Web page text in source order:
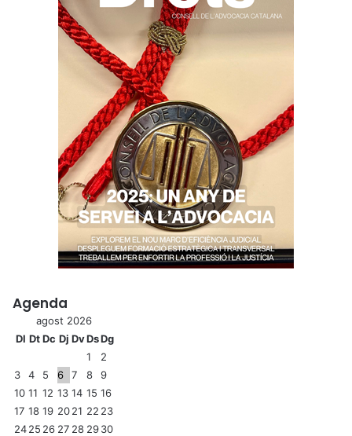
Agenda
agost 2026
Dl DtDc Dj DvDsDg
1
2
3
4 5 6 7 8
9
10 11 12 13 14 15 16
17 18 19 2021 22 23
2425 26 27 28 2930